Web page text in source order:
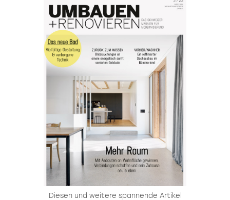
Diesen und weitere spannende Artikel